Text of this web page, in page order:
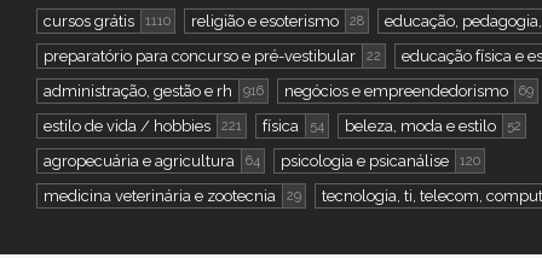
cursos grátis 1110 religião e esoterismo 28
educação,
preparatório para concurso e pré-vestibular
22
educação física e
administração, gestão e rh
916 negócios e empreendedorismo 69
estilo de vida / hobbies 221 física 54 beleza, moda e estilo 52
agropecuária e agricultura 64 psicologia e psicanálise 120
medicina veterinária e zootecnia 29 tecnologia, ti, telecom,